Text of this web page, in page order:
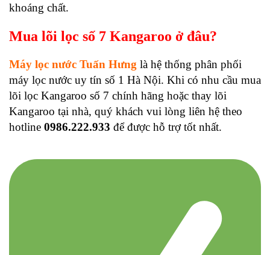
khoáng chất.
Mua lõi lọc số 7 Kangaroo ở đâu?
Máy lọc nước Tuấn Hưng là hệ thống phân phối
máy lọc nước uy tín số 1 Hà Nội. Khi có nhu cầu mua
lõi lọc Kangaroo số 7 chính hãng hoặc thay lõi
Kangaroo tại nhà, quý khách vui lòng liên hệ theo
hotline 0986.222.933 để được hỗ trợ tốt nhất.